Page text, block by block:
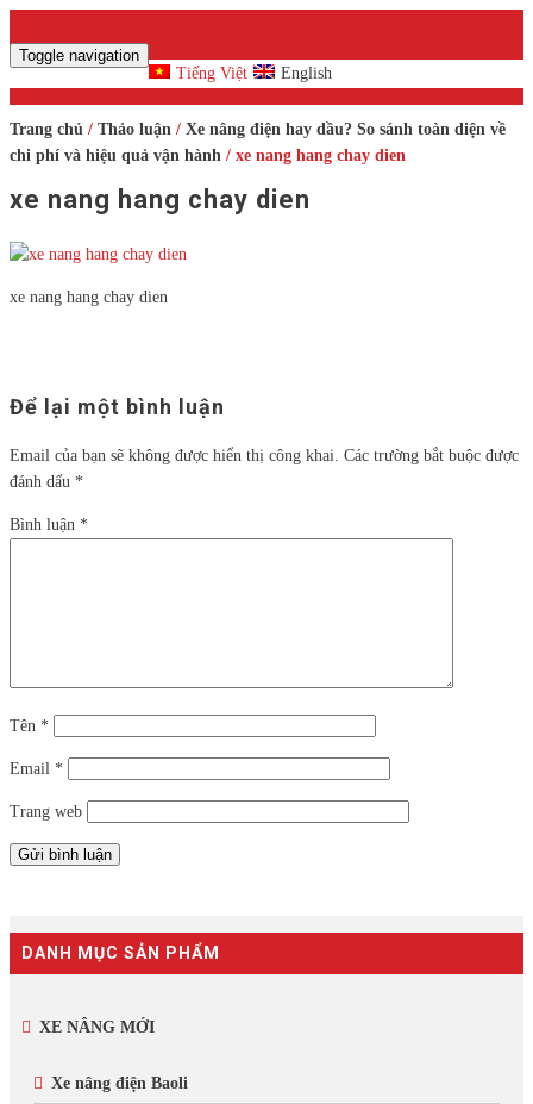
Toggle navigation
Tiếng Việt
English
Trang chủ / Thảo luận / Xe nâng điện hay dầu? So sánh toàn diện về
chi phí và hiệu quả vận hành / xe nang hang chay dien
xe nang hang chay dien
xe nang hang chay dien
Để lại một bình luận
Email của bạn sẽ không được hiển thị công khai. Các trường bắt buộc được
đánh dấu *
Bình luận *
Tên *
Email *
Trang web
DANH MỤC SẢN PHẨM
XE NÂNG MỚI
Xe nâng điện Baoli